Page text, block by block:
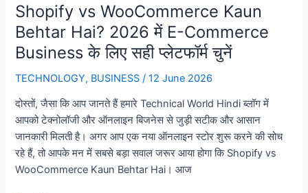
Shopify vs WooCommerce Kaun
Behtar Hai? 2026 में E-Commerce
Business के लिए सही प्लेटफॉर्म चुनें
TECHNOLOGY, BUSINESS /12 June 2026
दोस्तों, जैसा कि आप जानते हैं हमारे Technical World Hindi ब्लॉग में
आपको टेक्नोलॉजी और ऑनलाइन बिजनेस से जुड़ी सटीक और आसान
जानकारी मिलती है। अगर आप एक नया ऑनलाइन स्टोर शुरू करने की सोच
रहे हैं, तो आपके मन में सबसे बड़ा सवाल जरूर आया होगा कि Shopify vs
WooCommerce Kaun Behtar Hai। आज